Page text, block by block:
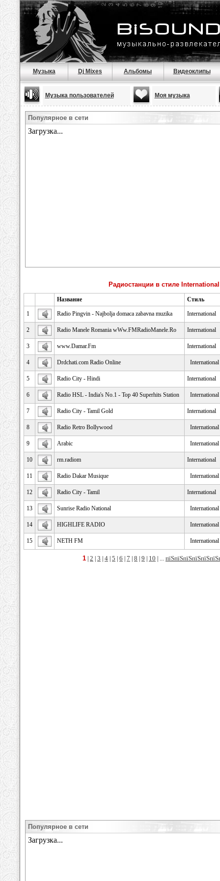
Музыка Dj Mixes Альбомы Видеоклипы
Музыка пользователей Моя музыка
Популярное в сети
Радиостанции в стиле International
Название Стиль
1 Radio Pingvin - Najbolja domaca zabavna muzika International
2 Radio Manele Romania wWw.FMRadioManele.Ro International
3 www.Damar.Fm International
4 Drdchati.com Radio Online International
5 Radio City - Hindi International
6 Radio HSL - India's No.1 - Top 40 Superhits Station International
7 Radio City - Tamil Gold International
8 Radio Retro Bollywood International
9 Arabic International
10 rm.radiom International
11 Radio Dakar Musique International
12 Radio City - Tamil International
13 Sunrise Radio National International
14 HIGHLIFE RADIO International
15 NETH FM International
1 2 3 4 5 6 7 8 9 10 | ...
Популярное в сети